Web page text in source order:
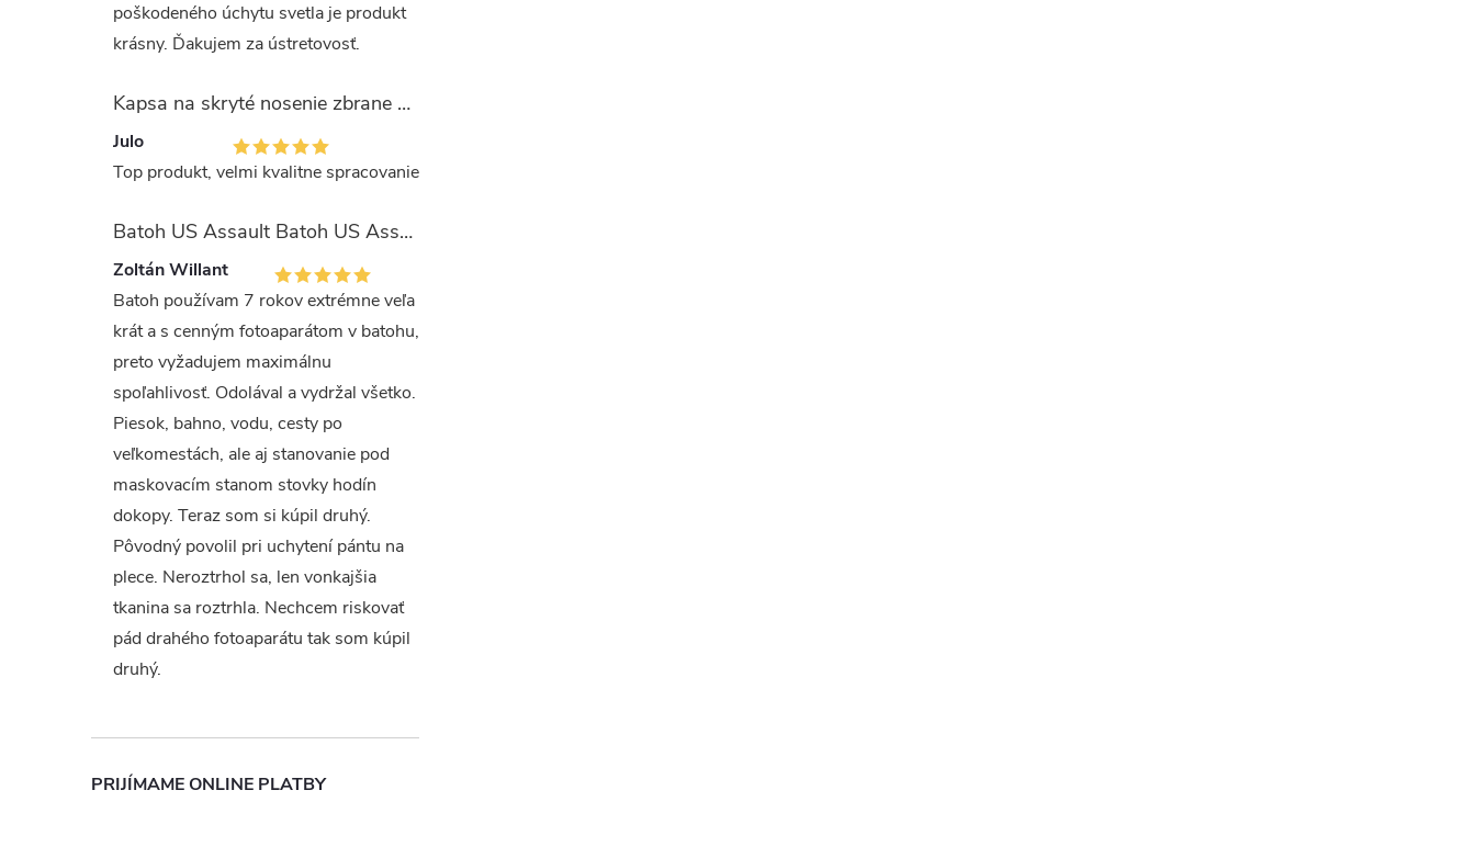
poškodeného úchytu svetla je produkt
krásny. Ďakujem za ústretovosť.
Kapsa na skryté nosenie zbrane OLIVA (veľkosť Glock 17/19)
Julo
Top produkt, velmi kvalitne spracovanie
Batoh US Assault Batoh US Assault "LASER CUT" 36l MULTIT.
Zoltán Willant
Batoh používam 7 rokov extrémne veľa
krát a s cenným fotoaparátom v batohu,
preto vyžadujem maximálnu
spoľahlivosť. Odolával a vydržal všetko.
Piesok, bahno, vodu, cesty po
veľkomestách, ale aj stanovanie pod
maskovacím stanom stovky hodín
dokopy. Teraz som si kúpil druhý.
Pôvodný povolil pri uchytení pántu na
plece. Neroztrhol sa, len vonkajšia
tkanina sa roztrhla. Nechcem riskovať
pád drahého fotoaparátu tak som kúpil
druhý.
PRIJÍMAME ONLINE PLATBY